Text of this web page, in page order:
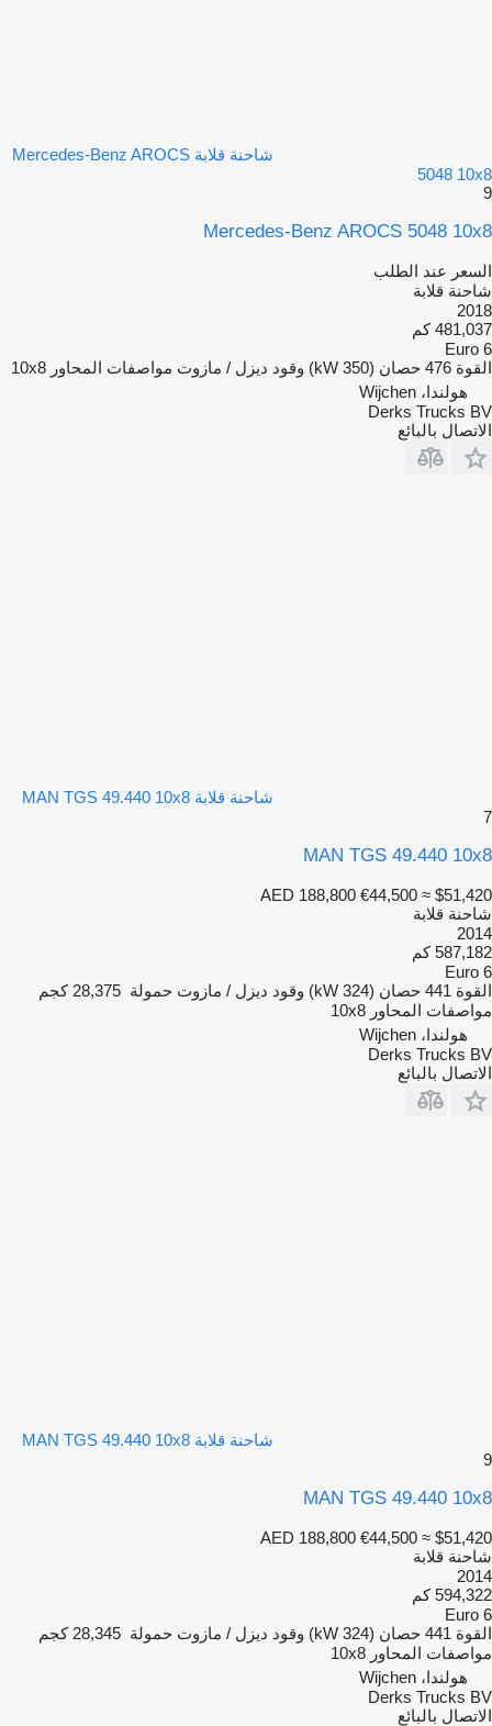
شاحنة قلابة Mercedes-Benz AROCS
5048 10x8
9
Mercedes-Benz AROCS 5048 10x8
السعر عند الطلب
شاحنة قلابة
2018
481,037 كم
Euro 6
القوة 476 حصان (350 kW) وقود ديزل / مازوت مواصفات المحاور 10x8
هولندا، Wijchen
Derks Trucks BV
الاتصال بالبائع
شاحنة قلابة MAN TGS 49.440 10x8
7
MAN TGS 49.440 10x8
AED 188,800 €44,500 ≈ $51,420
شاحنة قلابة
2014
587,182 كم
Euro 6
القوة 441 حصان (324 kW) وقود ديزل / مازوت حمولة 28,375 كجم
مواصفات المحاور 10x8
هولندا، Wijchen
Derks Trucks BV
الاتصال بالبائع
شاحنة قلابة MAN TGS 49.440 10x8
9
MAN TGS 49.440 10x8
AED 188,800 €44,500 ≈ $51,420
شاحنة قلابة
2014
594,322 كم
Euro 6
القوة 441 حصان (324 kW) وقود ديزل / مازوت حمولة 28,345 كجم
مواصفات المحاور 10x8
هولندا، Wijchen
Derks Trucks BV
الاتصال بالبائع